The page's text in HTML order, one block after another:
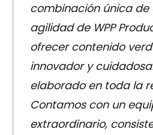
combinación única de
agilidad de WPP
ofrecer contenido
innovador y
elaborado en toda la
Contamos con un
extraordinario,